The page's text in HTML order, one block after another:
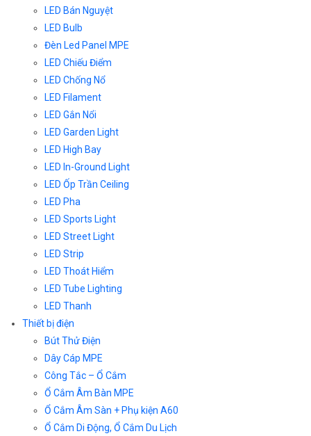
LED Bán Nguyệt
LED Bulb
Đèn Led Panel MPE
LED Chiếu Điểm
LED Chống Nổ
LED Filament
LED Gắn Nổi
LED Garden Light
LED High Bay
LED In-Ground Light
LED Ốp Trần Ceiling
LED Pha
LED Sports Light
LED Street Light
LED Strip
LED Thoát Hiểm
LED Tube Lighting
LED Thanh
Thiết bị điện
Bút Thử Điện
Dây Cáp MPE
Công Tắc – Ổ Cắm
Ổ Cắm Âm Bàn MPE
Ổ Cắm Âm Sàn + Phụ kiện A60
Ổ Cắm Di Động, Ổ Cắm Du Lịch